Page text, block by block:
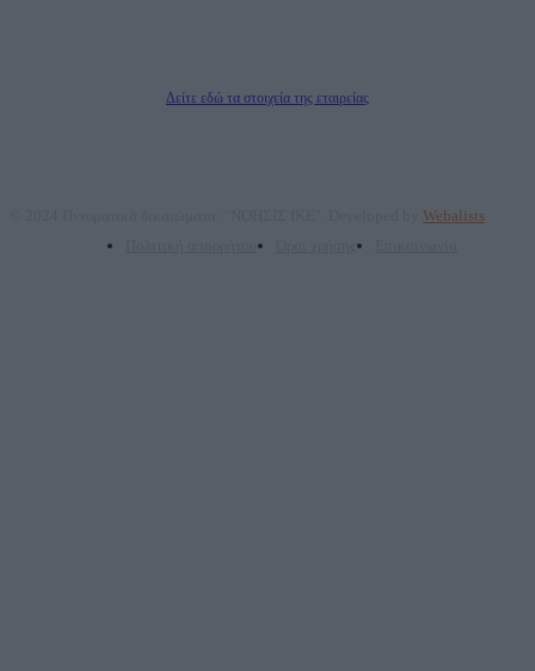
Δείτε εδώ τα στοιχεία της εταιρείας
Webalists